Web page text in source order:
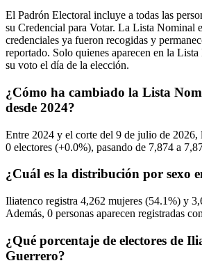
El Padrón Electoral incluye a todas las
su Credencial para Votar. La Lista Nominal
credenciales ya fueron recogidas y
reportado. Solo quienes aparecen en la
su voto el día de la elección.
¿Cómo ha cambiado la Lista
desde 2024?
Entre 2024 y el corte del 9 de julio de 2026,
0 electores (+0.0%), pasando de 7,874 a
¿Cuál es la distribución por sexo
Iliatenco registra 4,262 mujeres (54.1%) y
Además, 0 personas aparecen registradas
¿Qué porcentaje de electores de
Guerrero?